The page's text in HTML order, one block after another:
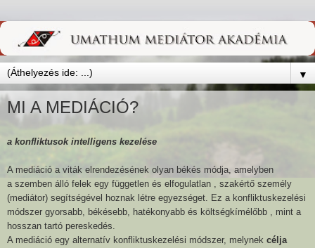
▼
MI A MEDIÁCIÓ?
a konfliktusok intelligens kezelése
A mediáció a viták elrendezésének olyan békés módja, amelyben
a szemben álló felek egy független és elfogulatlan , szakértő személy
(mediátor) segítségével hoznak létre egyezséget. Ez a konfliktuskezelési
módszer gyorsabb, békésebb, hatékonyabb és költségkímélőbb , mint a
hosszan tartó pereskedés.
A mediáció egy alternatív konfliktuskezelési módszer, melynek célja